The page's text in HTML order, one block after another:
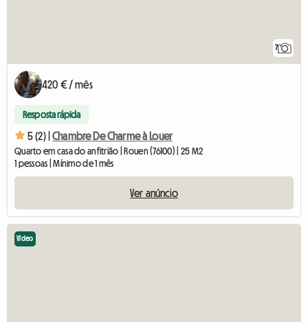
7
420 € / mês
Resposta rápida
5 (2) | Chambre De Charme à Louer
Quarto em casa do anfitrião | Rouen (76100) | 25 M2
1 pessoas | Mínimo de 1 mês
Ver anúncio
Vídeo